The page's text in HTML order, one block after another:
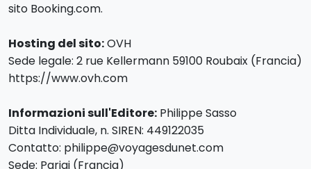
sito Booking.com.
Hosting del sito:OVH
Sede legale: 2 rue Kellermann 59100 Roubaix (Francia)
https://www.ovh.com
Informazioni sull'Editore: Philippe Sasso
Ditta Individuale, n. SIREN: 449122035
Contatto: philippe@voyagesdunet.com
Sede: Parigi (Francia)